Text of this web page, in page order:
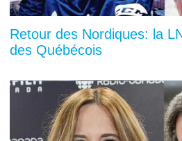
Retour des Nordiques: la
des Québécois